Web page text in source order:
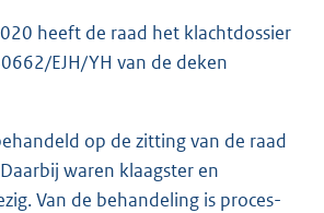
heeft de raad het klachtdossier
EJH/YH van de deken
op de zitting van de raad
waren klaagster en
Van de behandeling is proces-